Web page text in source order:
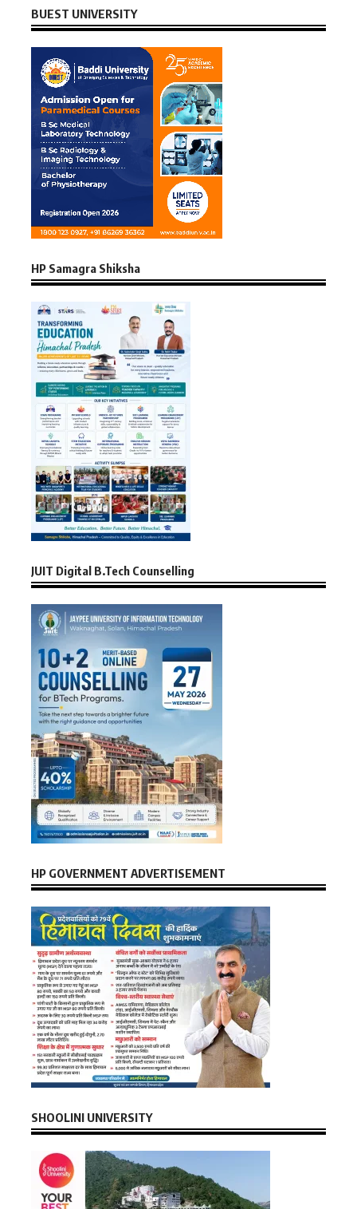
BUEST UNIVERSITY
HP Samagra Shiksha
JUIT Digital B.Tech Counselling
HP GOVERNMENT ADVERTISEMENT
SHOOLINI UNIVERSITY